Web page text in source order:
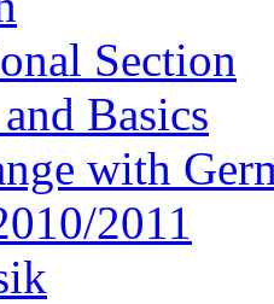
Section
Basics
with
2011